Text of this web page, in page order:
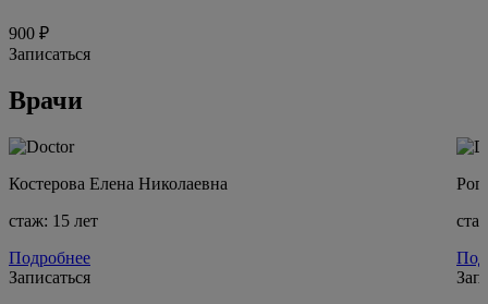
900 ₽
Записаться
Врачи
Костерова Елена Николаевна
стаж: 15 лет
Подробнее
Записаться